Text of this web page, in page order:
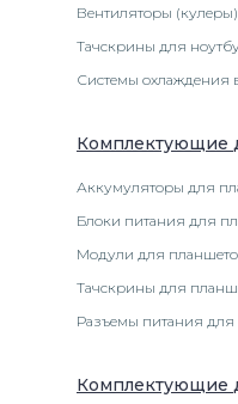
Вентиляторы (кулеры)
Тачскрины для
Системы охлаждения
Комплектующие
Аккумуляторы для
Блоки питания для
Модули для
Тачскрины для
Разъемы питания для
Комплектующие